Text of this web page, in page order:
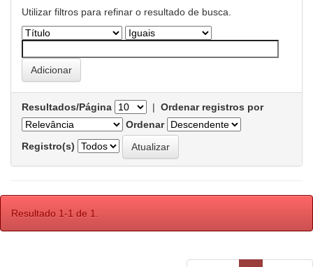
Utilizar filtros para refinar o resultado de busca.
Resultados/Página | Ordenar registros por
Ordenar
Registro(s)
Resultado 1-1 de 1.